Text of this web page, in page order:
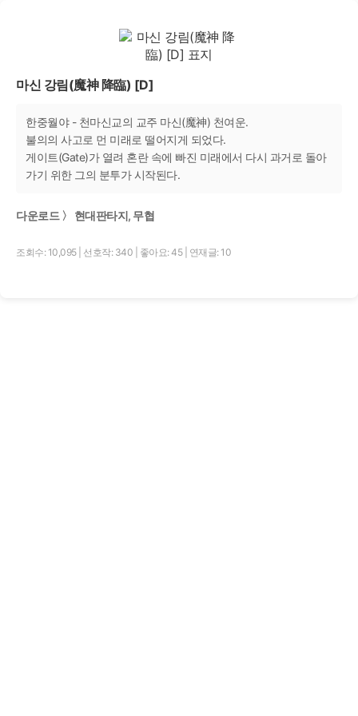
마신 강림(魔神 降臨) [D]
한중월야 - 천마신교의 교주 마신(魔神) 천여운.
불의의 사고로 먼 미래로 떨어지게 되었다.
게이트(Gate)가 열려 혼란 속에 빠진 미래에서 다시 과거로 돌아
가기 위한 그의 분투가 시작된다.
다운로드 〉 현대판타지, 무협
조회수: 10,095 선호작: 340 좋아요: 45 연재글: 10